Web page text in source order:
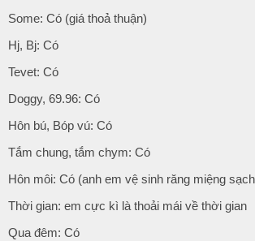
Some: Có (giá thoả thuận)
Hj, Bj: Có
Tevet: Có
Doggy, 69.96: Có
Hôn bú, Bóp vú: Có
Tắm chung, tắm chym: Có
Hôn môi: Có (anh em vệ sinh răng miệng
Thời gian: em cực kì là thoải mái về thời gian
Qua đêm: Có